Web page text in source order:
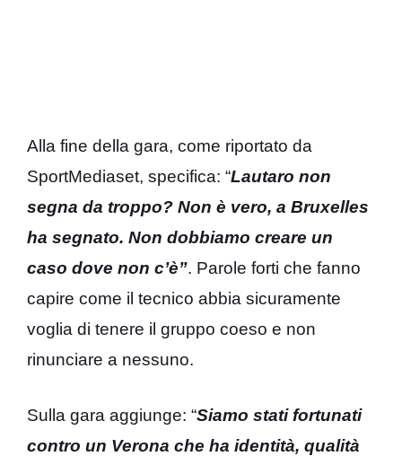
Alla fine della gara, come riportato da
SportMediaset, specifica: “Lautaro non
segna da troppo? Non è vero, a Bruxelles
ha segnato. Non dobbiamo creare un
caso dove non c’è”. Parole forti che fanno
capire come il tecnico abbia sicuramente
voglia di tenere il gruppo coeso e non
rinunciare a nessuno.
Sulla gara aggiunge: “Siamo stati fortunati
contro un Verona che ha identità, qualità